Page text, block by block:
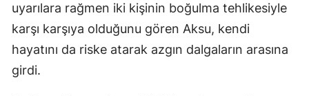
uyarılara rağmen iki kişinin boğulma tehlikesiyle
karşı karşıya olduğunu gören Aksu, kendi
hayatını da riske atarak azgın dalgaların arasına
girdi.